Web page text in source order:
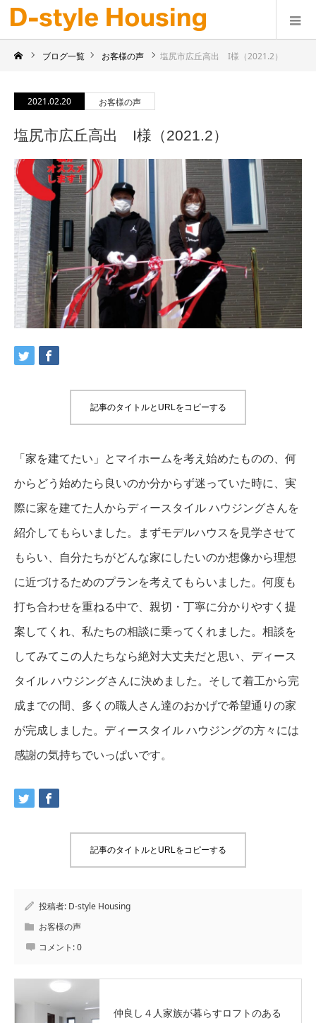
ブログ一覧 お客様の声 塩尻市広丘高出 I様（2021.2）
2021.02.20 お客様の声
塩尻市広丘高出 I様（2021.2）
記事のタイトルとURLをコピーする
「家を建てたい」とマイホームを考え始めたものの、何
からどう始めたら良いのか分からず迷っていた時に、実
際に家を建てた人からディースタイル ハウジングさんを
紹介してもらいました。まずモデルハウスを見学させて
もらい、自分たちがどんな家にしたいのか想像から理想
に近づけるためのプランを考えてもらいました。何度も
打ち合わせを重ねる中で、親切・丁寧に分かりやすく提
案してくれ、私たちの相談に乗ってくれました。相談を
してみてこの人たちなら絶対大丈夫だと思い、ディース
タイル ハウジングさんに決めました。そして着工から完
成までの間、多くの職人さん達のおかげで希望通りの家
が完成しました。ディースタイル ハウジングの方々には
感謝の気持ちでいっぱいです。
記事のタイトルとURLをコピーする
投稿者: D-style Housing
お客様の声
コメント:0
仲良し４人家族が暮らすロフトのある